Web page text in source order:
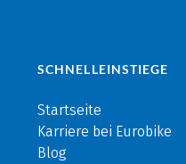
SCHNELLEINSTIEGE
Startseite
Karriere bei Eurobike
Blog